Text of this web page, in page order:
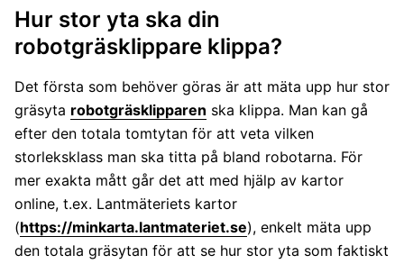
Hur stor yta ska din
robotgräsklippare klippa?
Det första som behöver göras är att mäta upp hur stor
gräsyta robotgräsklipparen ska klippa. Man kan gå
efter den totala tomtytan för att veta vilken
storleksklass man ska titta på bland robotarna. För
mer exakta mått går det att med hjälp av kartor
online, t.ex. Lantmäteriets kartor
(https://minkarta.lantmateriet.se), enkelt mäta upp
den totala gräsytan för att se hur stor yta som faktiskt